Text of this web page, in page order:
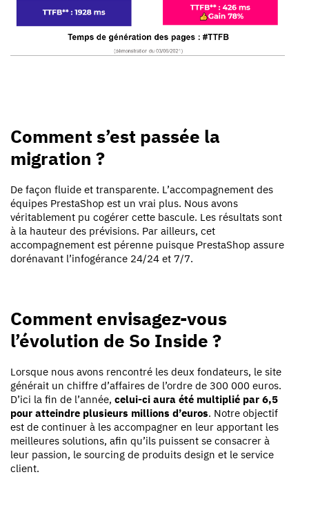
Comment s’est passée la
migration ?
De façon fluide et transparente. L’accompagnement des
équipes PrestaShop est un vrai plus. Nous avons
véritablement pu cogérer cette bascule. Les résultats sont
à la hauteur des prévisions. Par ailleurs, cet
accompagnement est pérenne puisque PrestaShop assure
dorénavant l’infogérance 24/24 et 7/7.
Comment envisagez-vous
l’évolution de So Inside ?
Lorsque nous avons rencontré les deux fondateurs, le site
générait un chiffre d’affaires de l’ordre de 300 000 euros.
D’ici la fin de l’année, celui-ci aura été multiplié par 6,5
pour atteindre plusieurs millions d’euros. Notre objectif
est de continuer à les accompagner en leur apportant les
meilleures solutions, afin qu’ils puissent se consacrer à
leur passion, le sourcing de produits design et le service
client.